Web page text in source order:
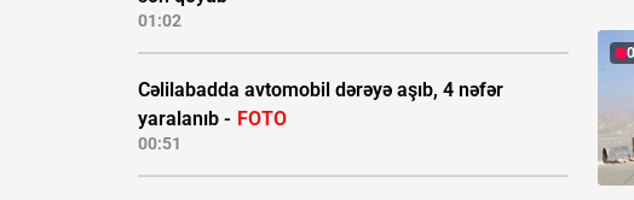
01:02
Cəlilabadda avtomobil dərəyə aşıb, 4 nəfər
yaralanıb - FOTO
00:51